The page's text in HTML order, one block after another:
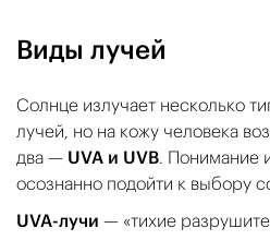
Виды лучей
Солнце излучает несколько
лучей, но на кожу человека
два — UVA и UVB. Понимание
осознанно подойти к выбору
UVA-лучи — «тихие